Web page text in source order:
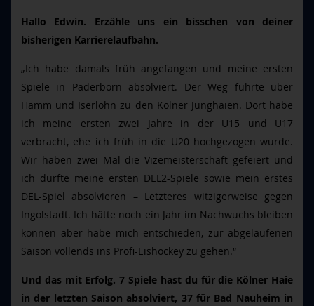
Hallo Edwin. Erzähle uns ein bisschen von deiner
bisherigen Karrierelaufbahn.
„Ich habe damals früh angefangen und meine ersten
Spiele in Paderborn absolviert. Der Weg führte über
Hamm und Iserlohn zu den Kölner Junghaien. Dort habe
ich meine ersten zwei Jahre in der U15 und U17
verbracht, ehe ich früh in die U20 hochgezogen wurde.
Wir haben zwei Mal die Vizemeisterschaft gefeiert und
ich durfte meine ersten DEL2-Spiele sowie mein erstes
DEL-Spiel absolvieren – Letzteres witzigerweise gegen
Ingolstadt. Ich hätte noch ein Jahr im Nachwuchs bleiben
können aber habe mich entschieden, zur abgelaufenen
Saison vollends ins Profi-Eishockey zu gehen.“
Und das mit Erfolg. 7 Spiele hast du für die Kölner Haie
in der letzten Saison absolviert, 37 für Bad Nauheim in